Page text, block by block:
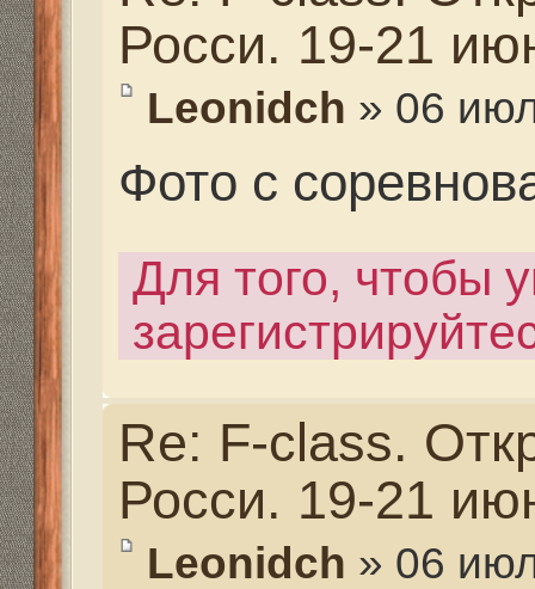
Росси. 19-21 июня
Leonidch» 06 июл
Список участников
Для того, чтобы
зарегистрируйтесь.
Последний раз
июл 2020, 14:04, всего
Re: F-class.
Росси. 19-21 июня
Leonidch » 06 июл